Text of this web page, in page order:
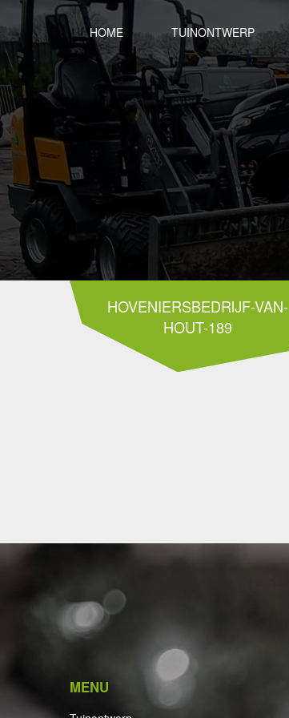
HOME TUINONTWERP
HOVENIERSBEDRIJF-VAN-
HOUT-189
MENU